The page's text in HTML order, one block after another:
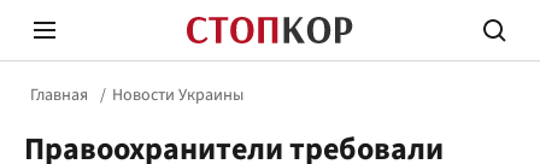
Главная Новости Украины
Правоохранители требовали